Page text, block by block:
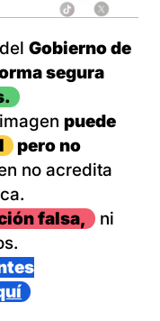
Gobierno de
segura
puede
pero no
no acredita
falsa,
ni